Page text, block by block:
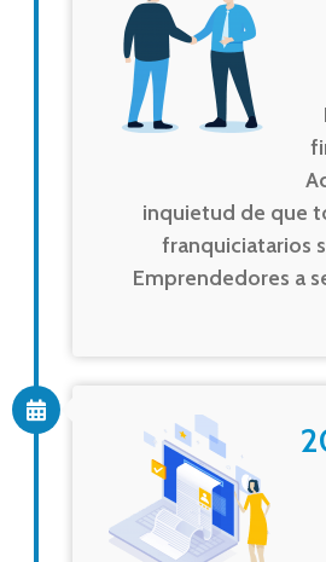
inquietud de que
franquiciatarios
Emprendedores a